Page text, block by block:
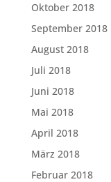
Oktober 2018
September 2018
August 2018
Juli 2018
Juni 2018
Mai 2018
April 2018
März 2018
Februar 2018